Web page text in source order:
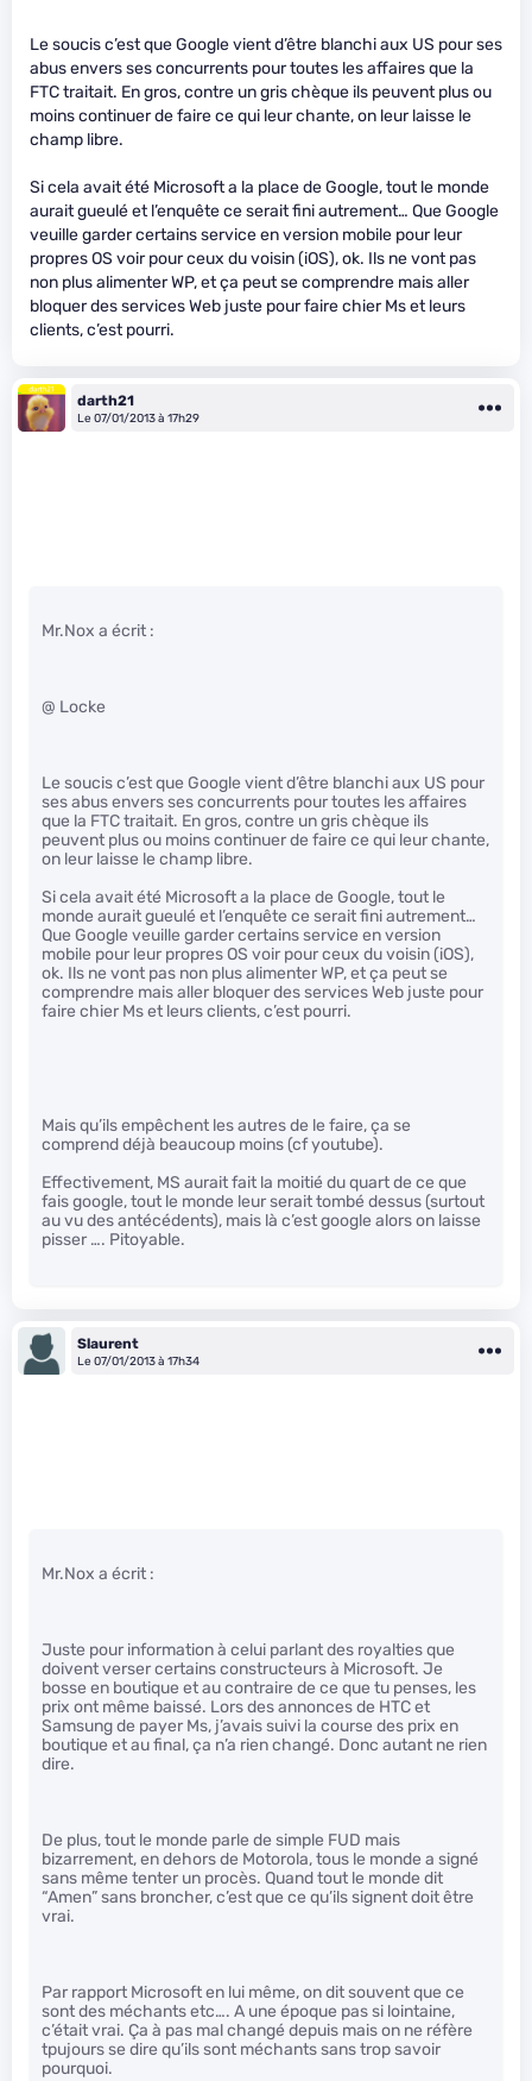
Le soucis c’est que Google vient d’être blanchi aux US pour ses
abus envers ses concurrents pour toutes les affaires que la
FTC traitait. En gros, contre un gris chèque ils peuvent plus ou
moins continuer de faire ce qui leur chante, on leur laisse le
champ libre.
Si cela avait été Microsoft a la place de Google, tout le monde
aurait gueulé et l’enquête ce serait fini autrement… Que Google
veuille garder certains service en version mobile pour leur
propres OS voir pour ceux du voisin (iOS), ok. Ils ne vont pas
non plus alimenter WP, et ça peut se comprendre mais aller
bloquer des services Web juste pour faire chier Ms et leurs
clients, c’est pourri.
darth21
Le 07/01/2013 à 17h29
Mr.Nox a écrit :
@ Locke
Le soucis c’est que Google vient d’être blanchi aux US pour
ses abus envers ses concurrents pour toutes les affaires
que la FTC traitait. En gros, contre un gris chèque ils
peuvent plus ou moins continuer de faire ce qui leur chante,
on leur laisse le champ libre.
Si cela avait été Microsoft a la place de Google, tout le
monde aurait gueulé et l’enquête ce serait fini autrement…
Que Google veuille garder certains service en version
mobile pour leur propres OS voir pour ceux du voisin (iOS),
ok. Ils ne vont pas non plus alimenter WP, et ça peut se
comprendre mais aller bloquer des services Web juste pour
faire chier Ms et leurs clients, c’est pourri.
Mais qu’ils empêchent les autres de le faire, ça se
comprend déjà beaucoup moins (cf youtube).
Effectivement, MS aurait fait la moitié du quart de ce que
fais google, tout le monde leur serait tombé dessus (surtout
au vu des antécédents), mais là c’est google alors on laisse
pisser …. Pitoyable.
Slaurent
Le 07/01/2013 à 17h34
Mr.Nox a écrit :
Juste pour information à celui parlant des royalties que
doivent verser certains constructeurs à Microsoft. Je
bosse en boutique et au contraire de ce que tu penses, les
prix ont même baissé. Lors des annonces de HTC et
Samsung de payer Ms, j’avais suivi la course des prix en
boutique et au final, ça n’a rien changé. Donc autant ne rien
dire.
De plus, tout le monde parle de simple FUD mais
bizarrement, en dehors de Motorola, tous le monde a signé
sans même tenter un procès. Quand tout le monde dit
“Amen” sans broncher, c’est que ce qu’ils signent doit être
vrai.
Par rapport Microsoft en lui même, on dit souvent que ce
sont des méchants etc…. A une époque pas si lointaine,
c’était vrai. Ça à pas mal changé depuis mais on ne réfère
tpujours se dire qu’ils sont méchants sans trop savoir
pourquoi.